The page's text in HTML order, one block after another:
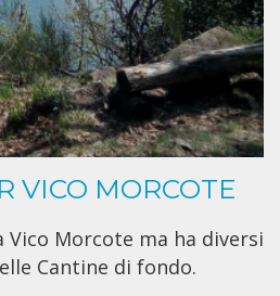
VICO MORCOTE
Vico Morcote ma ha diversi
Cantine di fondo.